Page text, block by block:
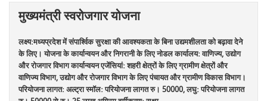
मुख्यमंत्री स्वरोजगार योजना
लक्ष्य:मध्यप्रदेश में संपार्श्विक सुरक्षा की आवश्यकता के बिना उद्यमशीलता को बढ़ावा देने
के लिए। योजना के कार्यान्वयन और निगरानी के लिए नोडल कार्यालय: वाणिज्य, उद्योग
और रोजगार विभाग कार्यान्वयन एजेंसियां: शहरी क्षेत्रों के लिए ग्रामीण क्षेत्रों और
वाणिज्य विभाग, उद्योग और रोजगार विभाग के लिए पंचायत और ग्रामीण विकास विभाग।
परियोजना लागत: अल्ट्रा स्मॉल: परियोजना लागत रु। 50000, लघु: परियोजना लागत